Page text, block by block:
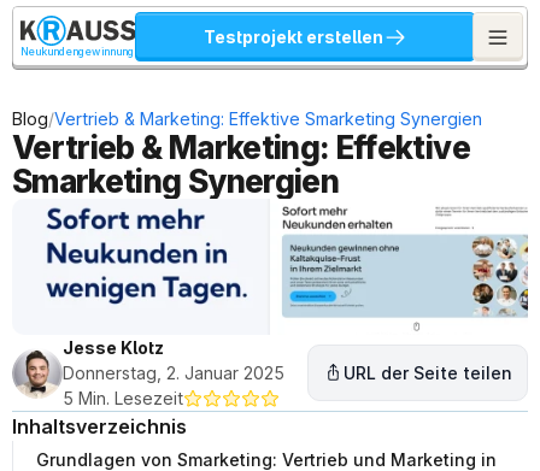
Neukundengewinnung
Testprojekt erstellen
Blog/Vertrieb & Marketing: Effektive Smarketing Synergien
Vertrieb & Marketing: Effektive
Smarketing Synergien
Jesse Klotz
Donnerstag, 2. Januar 2025
5 Min. Lesezeit
URL der Seite teilen
Inhaltsverzeichnis
Grundlagen von Smarketing: Vertrieb und Marketing in